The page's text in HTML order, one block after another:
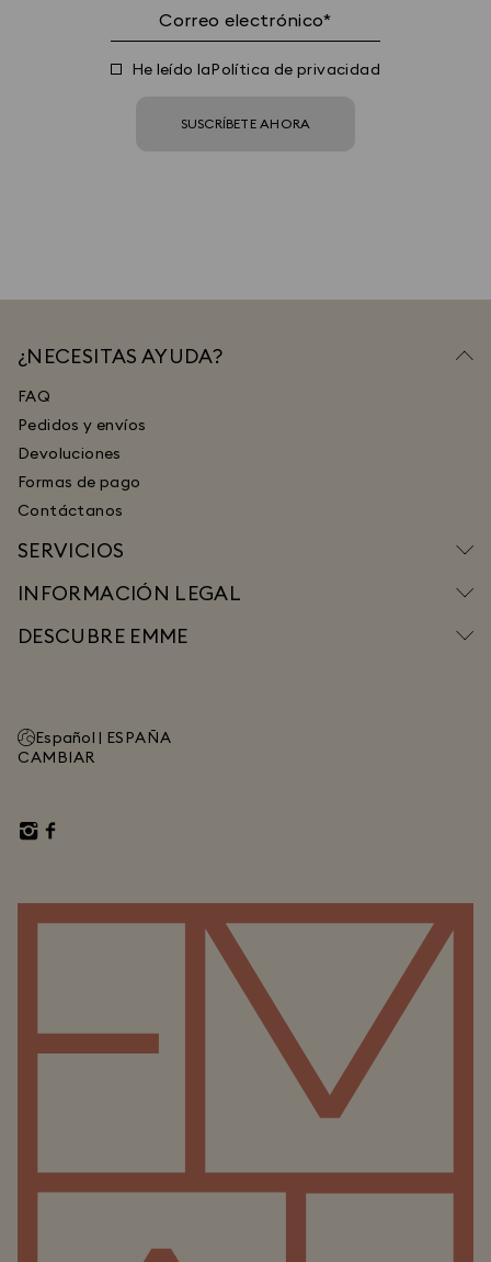
He leído laPolítica de privacidad
SUSCRÍBETE AHORA
¿NECESITAS AYUDA?
FAQ
Pedidos y envíos
Devoluciones
Formas de pago
Contáctanos
SERVICIOS
INFORMACIÓN LEGAL
DESCUBRE EMME
Español | ESPAÑA
CAMBIAR